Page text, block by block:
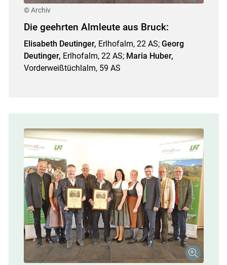
© Archiv
Die geehrten Almleute aus Bruck:
Elisabeth Deutinger, Erlhofalm, 22 AS; Georg
Deutinger, Erlhofalm, 22 AS; Maria Huber,
Vorderweißtüchlalm, 59 AS